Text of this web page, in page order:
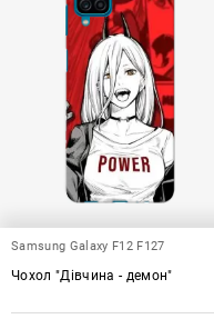
Samsung Galaxy F12 F127
Чохол "Дівчина - демон"